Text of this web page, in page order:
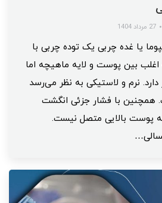
27 مرداد 1404
یا غده چربی یک توده چربی با
بین پوست و لایه ماهیچه اما
نرم و لاستیکی به نظر می‌رسد
با فشار جزئی انگشت
پوست بالایی متصل نیست.